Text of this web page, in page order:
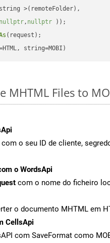
>(remoteFolder),
nullptr, nullptr ))
(request);
string=MOBI)
MHTML Files to
com o seu ID de cliente,
o WordsApi
com o nome do ficheiro
o documento MHTML em
CellsApi
com SaveFormat como